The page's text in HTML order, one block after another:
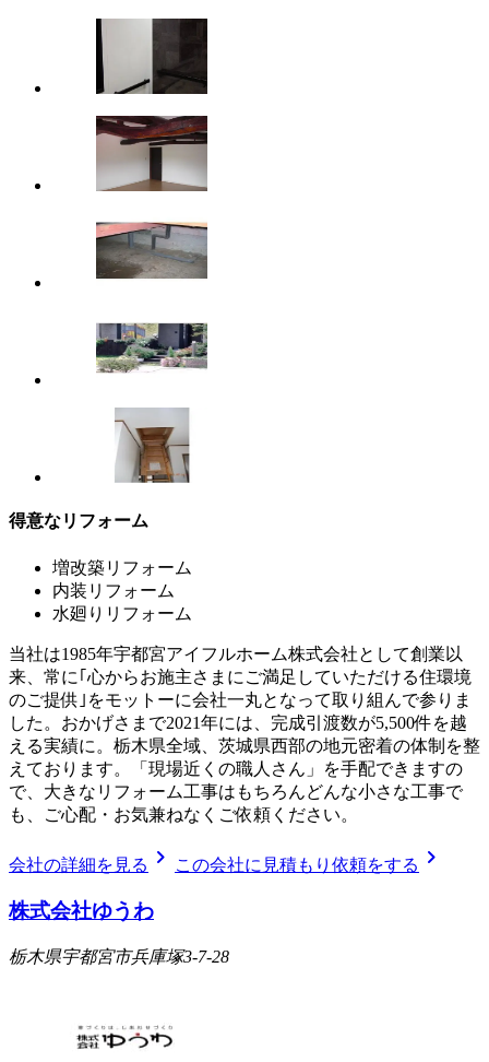
得意なリフォーム
増改築リフォーム
内装リフォーム
水廻りリフォーム
当社は1985年宇都宮アイフルホーム株式会社として創業以
来、常に｢心からお施主さまにご満足していただける住環境
のご提供｣をモットーに会社一丸となって取り組んで参りま
した。おかげさまで2021年には、完成引渡数が5,500件を越
える実績に。栃木県全域、茨城県西部の地元密着の体制を整
えております。「現場近くの職人さん」を手配できますの
で、大きなリフォーム工事はもちろんどんな小さな工事で
も、ご心配・お気兼ねなくご依頼ください。
会社の詳細を見る chevron_right この会社に見積もり依頼をする chevron_right
株式会社ゆうわ
栃木県宇都宮市兵庫塚3-7-28